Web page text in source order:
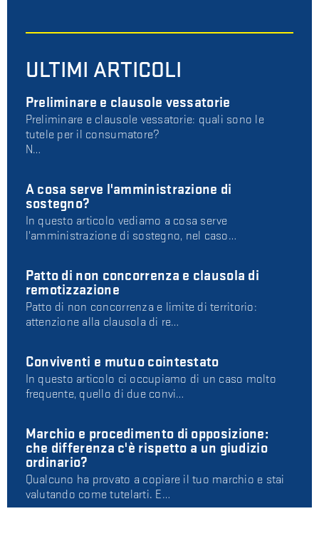
ULTIMI ARTICOLI
Preliminare e clausole vessatorie
Preliminare e clausole vessatorie: quali sono le
tutele per il consumatore?
N…
A cosa serve l'amministrazione di
sostegno?
In questo articolo vediamo a cosa serve
l'amministrazione di sostegno, nel caso…
Patto di non concorrenza e clausola di
remotizzazione
Patto di non concorrenza e limite di territorio:
attenzione alla clausola di re…
Conviventi e mutuo cointestato
In questo articolo ci occupiamo di un caso molto
frequente, quello di due convi…
Marchio e procedimento di opposizione:
che differenza c'è rispetto a un giudizio
ordinario?
Qualcuno ha provato a copiare il tuo marchio e stai
valutando come tutelarti. E…